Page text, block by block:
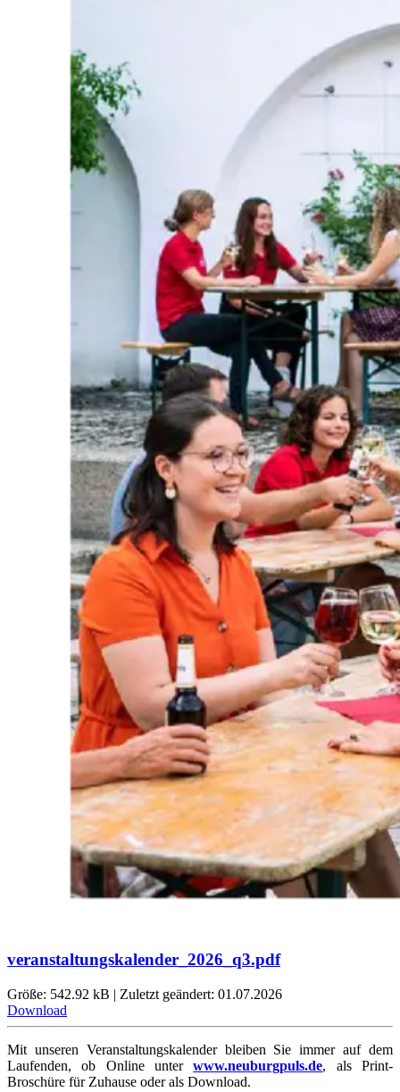
veranstaltungskalender_2026_q3.pdf
Größe: 542.92 kB | Zuletzt geändert: 01.07.2026
Download
Mit unseren Veranstaltungskalender bleiben Sie immer auf dem
Laufenden, ob Online unterwww.neuburgpuls.de,
als Print-
Broschüre für Zuhause oder als Download.